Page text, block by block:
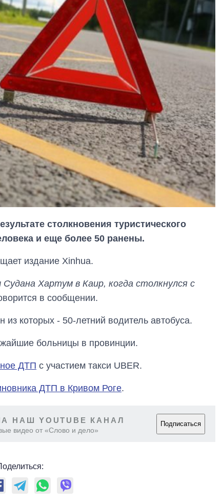
столкновения туристического
и еще более 50 ранены.
издание Xinhua.
Хартум в Каир, когда столкнулся с
в сообщении.
которых - 50-летний водитель автобуса.
больницы в провинции.
ДТП с участием такси UBER.
ДТП в Кривом Роге.
НАШ YOUTUBE КАНАЛ
видео от «Слово и дело»
Подписаться
на чипы за
последние годы и
что прогнозируют